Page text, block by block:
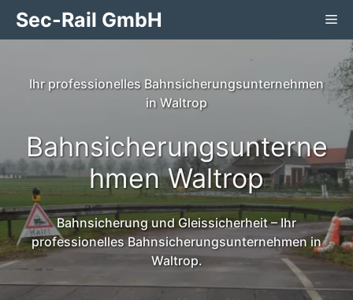
Zum
InhaltSec-Rail GmbH
Ihr professionelles Bahnsicherungsunternehmen
in Waltrop
Bahnsicherungsunterne
hmen Waltrop
Bahnsicherung und Gleissicherheit – Ihr
professionelles Bahnsicherungsunternehmen in
Waltrop.